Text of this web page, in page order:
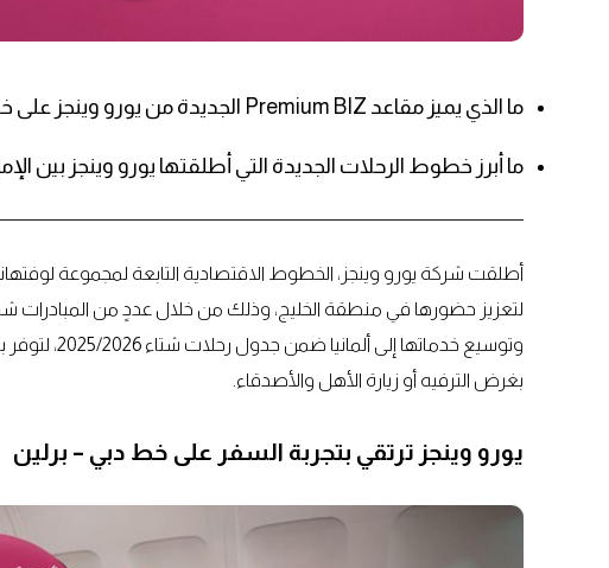
ما الذي يميز مقاعد Premium BIZ الجديدة من يورو وينجز على خط دبي – برلين؟
ما أبرز خطوط الرحلات الجديدة التي أطلقتها يورو وينجز بين
أطلقت شركة يورو وينجز، الخطوط الاقتصادية التابعة لمجموعة
وتوسيع
بغرض الترفيه أو زيارة الأهل والأصدقاء.
يورو وينجز ترتقي بتجربة السفر على خط دبي – برلين